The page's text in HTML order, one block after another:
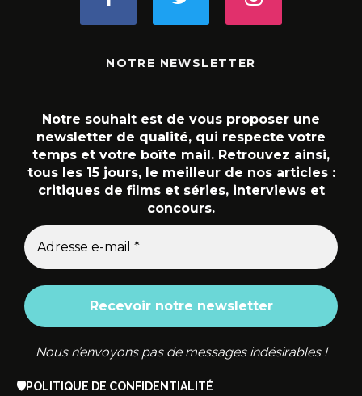
NOTRE NEWSLETTER
Notre souhait est de vous proposer une
newsletter de qualité, qui respecte votre
temps et votre boîte mail. Retrouvez ainsi,
tous les 15 jours, le meilleur de nos articles :
critiques de films et séries, interviews et
concours.
Nous n’envoyons pas de messages indésirables !
🛡️POLITIQUE DE CONFIDENTIALITÉ